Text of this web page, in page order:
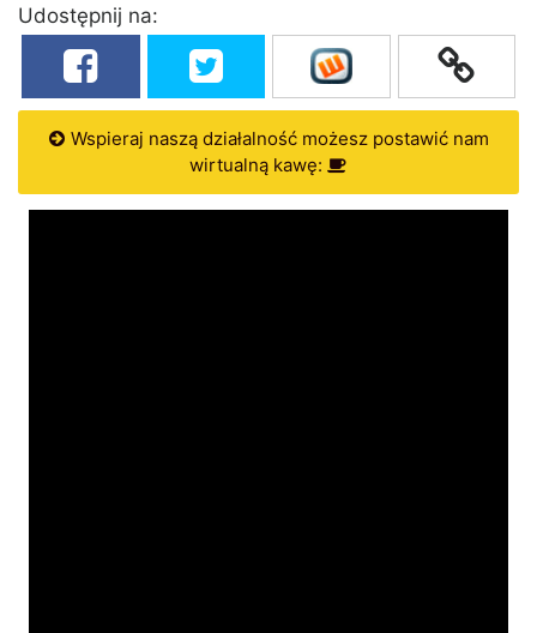
Udostępnij na:
Wspieraj naszą działalność możesz postawić nam
wirtualną kawę: